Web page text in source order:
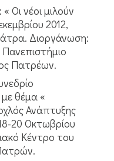
Οι νέοι μιλούν
2012,
Διοργάνωση:
Πατρέων.
θέμα «
Ανάπτυξης
20 Οκτωβρίου
Κέντρο του